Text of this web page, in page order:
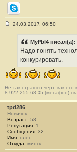
Skype
и
е
#
2
6
24.03.2017, 06:50
MyPbl4 писал(а):
Надо понять
конкурировать.
Не так страшен черт, как
8 922 255 68 35 (мегафон)
tpd286
Новичок
Возраст: 58
Репутация: 1
Сообщения: 82
Имя: олег
Откуда: минск